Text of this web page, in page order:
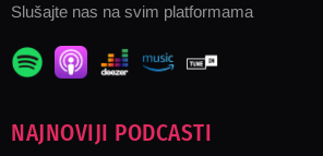
Slušajte nas na svim platformama
NAJNOVIJI PODCASTI